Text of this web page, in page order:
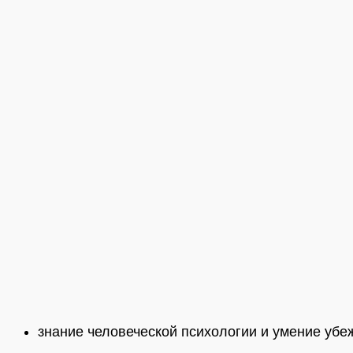
знание человеческой психологии и умение